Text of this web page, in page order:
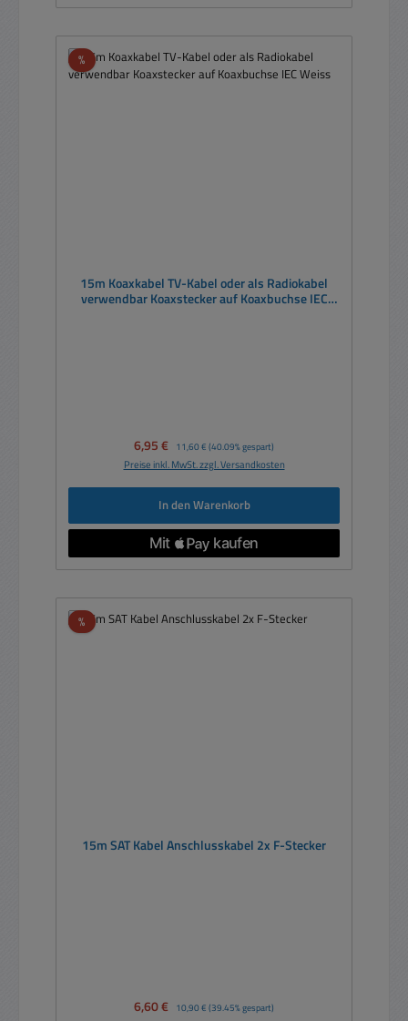
%Rabatt
15m Koaxkabel TV-Kabel oder als Radiokabel
verwendbar Koaxstecker auf Koaxbuchse IEC
Verkaufspreis:
6,95 € Regulärer Preis:
11,60 € (40.09% gespart)
Preise inkl. MwSt. zzgl. Versandkosten
In den Warenkorb
%Rabatt
15m SAT Kabel Anschlusskabel 2x F-Stecker
Verkaufspreis:
6,60 € Regulärer Preis:
10,90 € (39.45% gespart)